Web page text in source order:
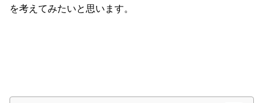
を考えてみたいと思います。